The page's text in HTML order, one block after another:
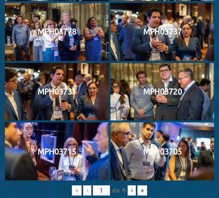
MPH03778 MPH03737
MPH03731 MPH03720
MPH03715 MPH03705
« ‹ de 8 › »